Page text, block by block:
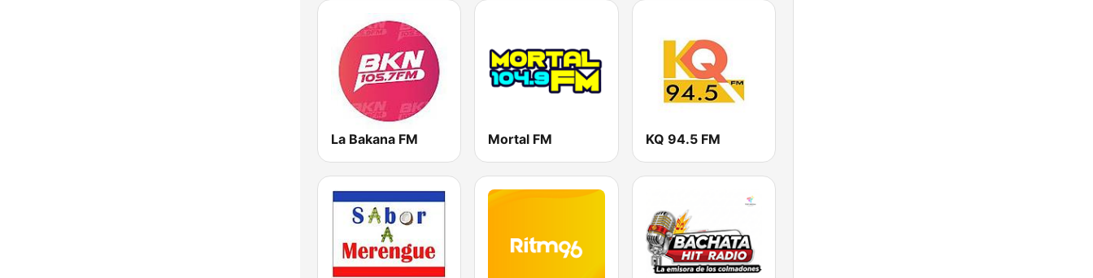
La Bakana FM Mortal FM KQ 94.5 FM